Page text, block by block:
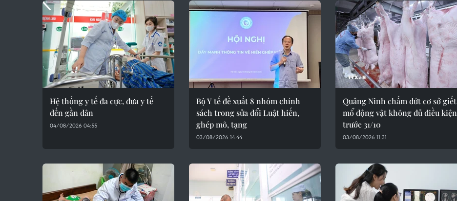
Hệ thống y tế đa cực, đưa y tế
đến gần dân
04/08/2026 04:55
Bộ Y tế đề xuất 8 nhóm chính
sách trong sửa đổi Luật hiến,
ghép mô, tạng
03/08/2026 14:44
Quảng Ninh chấm dứt cơ sở giết
mổ động vật không đủ điều kiện
trước 31/10
03/08/2026 11:31